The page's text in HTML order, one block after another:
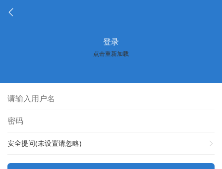
登录
点击重新加载
安全提问(未设置请忽略)